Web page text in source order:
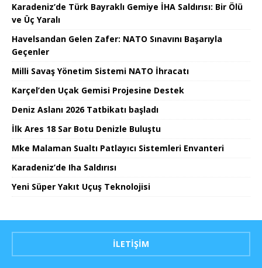
Karadeniz’de Türk Bayraklı Gemiye İHA Saldırısı: Bir Ölü
ve Üç Yaralı
Havelsandan Gelen Zafer: NATO Sınavını Başarıyla
Geçenler
Milli Savaş Yönetim Sistemi NATO İhracatı
Karçel’den Uçak Gemisi Projesine Destek
Deniz Aslanı 2026 Tatbikatı başladı
İlk Ares 18 Sar Botu Denizle Buluştu
Mke Malaman Sualtı Patlayıcı Sistemleri Envanteri
Karadeniz’de Iha Saldırısı
Yeni Süper Yakıt Uçuş Teknolojisi
İLETIŞIM